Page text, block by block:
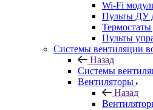
Wi-Fi
Пульты ДУ
Пульты
Системы вентиляции
Назад
Системы
Вентиляторы
Назад